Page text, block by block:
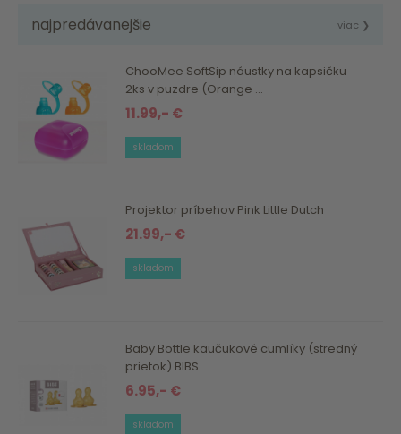
najpredávanejšie viac ❯
ChooMee SoftSip náustky na kapsičku
2ks v puzdre (Orange ...
11.99,- €
skladom
Projektor príbehov Pink Little Dutch
21.99,- €
skladom
Baby Bottle kaučukové cumlíky (stredný
prietok) BIBS
6.95,- €
skladom